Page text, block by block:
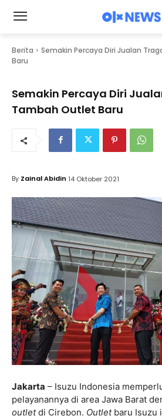
Berita
Semakin Percaya Diri Jualan
Baru
Semakin Percaya Diri
Tambah Outlet Baru
By Zainal Abidin 14 Oktober 2021
Jakarta – Isuzu Indonesia
pelayanannya di area Jawa Barat
outletdi Cirebon. Outletbaru Isuzu